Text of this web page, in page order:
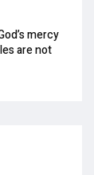
mercy
are not